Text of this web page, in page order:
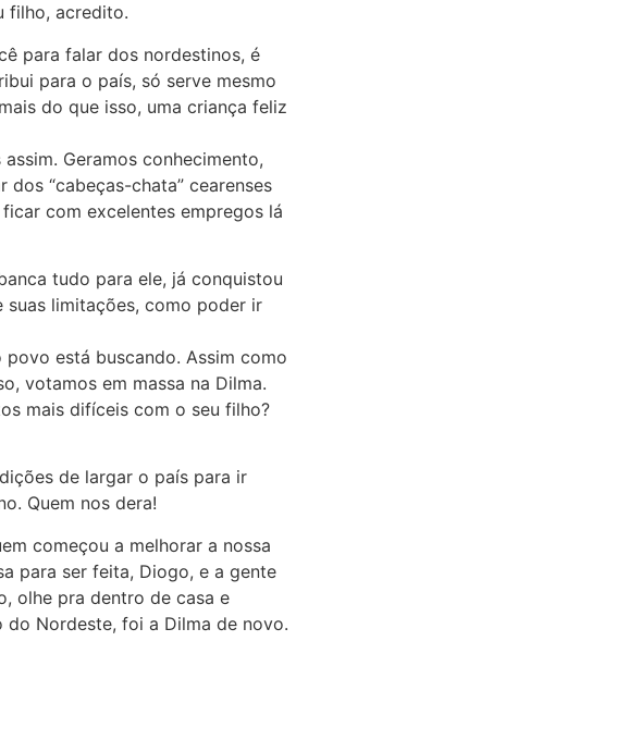
filho, acredito.
para falar dos nordestinos, é
para o país, só serve mesmo
do que isso, uma criança feliz
Geramos conhecimento,
“cabeças-chata” cearenses
com excelentes empregos lá
tudo para ele, já conquistou
suas limitações, como poder ir
está buscando. Assim como
votamos em massa na Dilma.
mais difíceis com o seu filho?
de largar o país para ir
Quem nos dera!
começou a melhorar a nossa
para ser feita, Diogo, e a gente
olhe pra dentro de casa e
do Nordeste, foi a Dilma de novo.